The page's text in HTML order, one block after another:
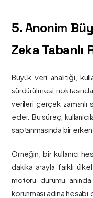
5. Anonim
Zeka Tabanlı
Büyük veri analitiği,
sürdürülmesi
verileri gerçek zamanlı
eder. Bu süreç,
saptanmasında bir
Örneğin, bir kullanıcı
dakika arayla farklı
motoru durumu anında
korunması adına